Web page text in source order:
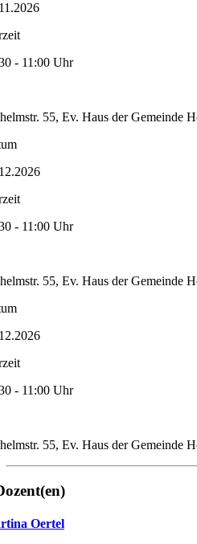
- 11:00 Uhr
55, Ev. Haus der Gemeinde
- 11:00 Uhr
55, Ev. Haus der Gemeinde
- 11:00 Uhr
55, Ev. Haus der Gemeinde
Oertel